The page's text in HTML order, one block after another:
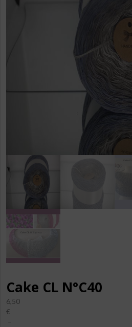
Cake CL N°C40
6,50
€
–